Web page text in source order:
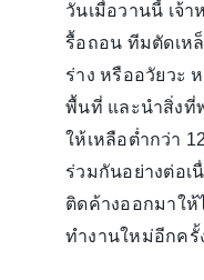
วันเมื่อวานนี้ เจ้
รื้อถอน ทีมตัดเห
ร่าง หรืออวัยวะ
พื้นที่ และนำสิ่งที่
ให้เหลือต่ำกว่า
ร่วมกันอย่างต่อเ
ติดค้างออกมาให้
ทำงานใหม่อีกครั้